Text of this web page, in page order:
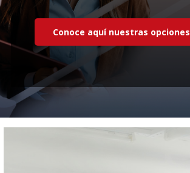
Conoce aquí nuestras opciones